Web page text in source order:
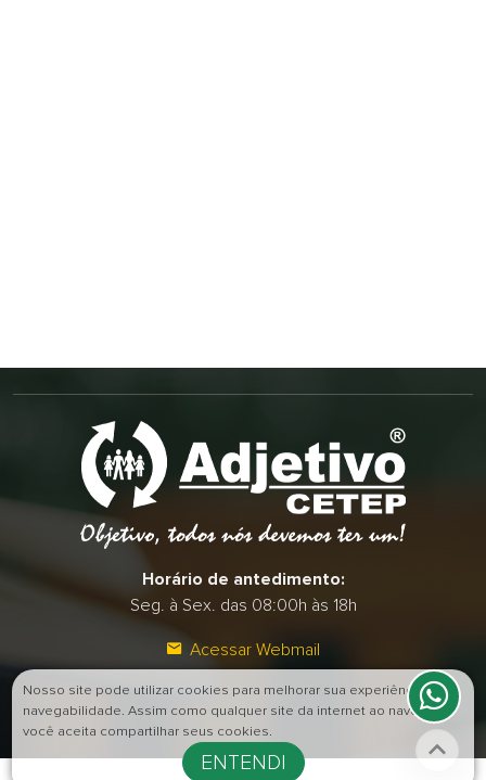
Horário de antedimento:
Seg. à Sex. das 08:00h às 18h
Acessar Webmail
Nosso site pode utilizar cookies para melhorar sua experiência de
navegabilidade. Assim como qualquer site da internet ao navegar
você aceita compartilhar seus cookies.
ENTENDI